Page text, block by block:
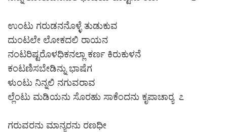
ಉಂಟು ಗರುಡನನೊಳ್ಳೆ ತುಡುಕುವ
ದುಂಟಲೇ ಲೋಕದಲಿ ರಾಯನ
ನಂಟರಿಷ್ಟರೊಳಧಿಕನಲ್ಲಾ ಕರ್ಣ ಕಿರುಕುಳನೆ
ಕಂಟಣಿಸಬೇಡಿನ್ನು ಭಾಷೆಗ
ಳುಂಟು ನಿನ್ನಲಿ ನಗುವರಾವ
ಲ್ಲೆಂಟು ಮಡಿಯನು ಸೊರಹು ಸಾಕೆಂದನು ಕೃಪಾಚಾರ‍್ಯ ೭
ಗರುವರನು ಮಾನ್ಯರನು ರಣಧೀ